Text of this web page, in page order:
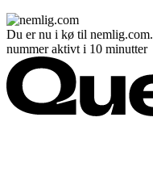
Du er nu i kø til
nummer aktivt i 10 minutter